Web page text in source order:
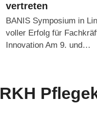
vertreten
BANIS Symposium in
voller Erfolg für
Innovation Am 9. und…
RKH